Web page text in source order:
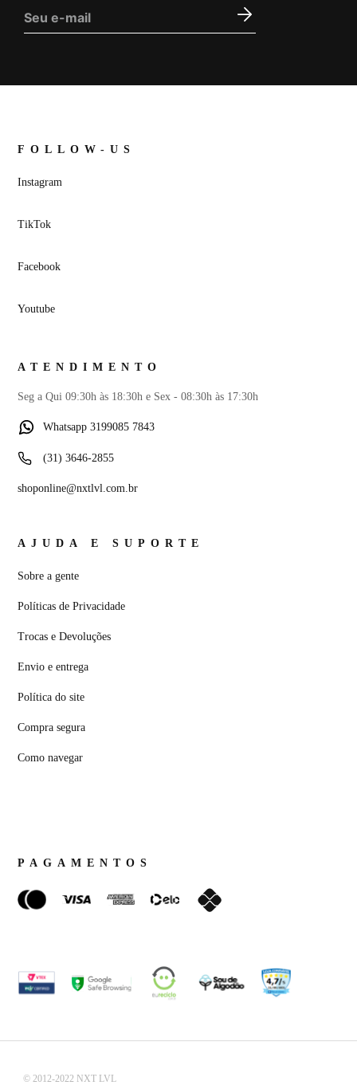
FOLLOW-US
Instagram
TikTok
Facebook
Youtube
ATENDIMENTO
Seg a Qui 09:30h às 18:30h e Sex - 08:30h às 17:30h
Whatsapp 3199085 7843
(31) 3646-2855
shoponline@nxtlvl.com.br
AJUDA E SUPORTE
Sobre a gente
Políticas de Privacidade
Trocas e Devoluções
Envio e entrega
Política do site
Compra segura
Como navegar
PAGAMENTOS
© 2012-2022 NXT LVL